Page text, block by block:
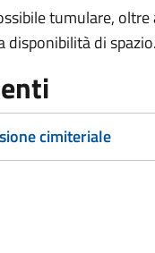
tumulare,
disponibilità di
cimiteriale